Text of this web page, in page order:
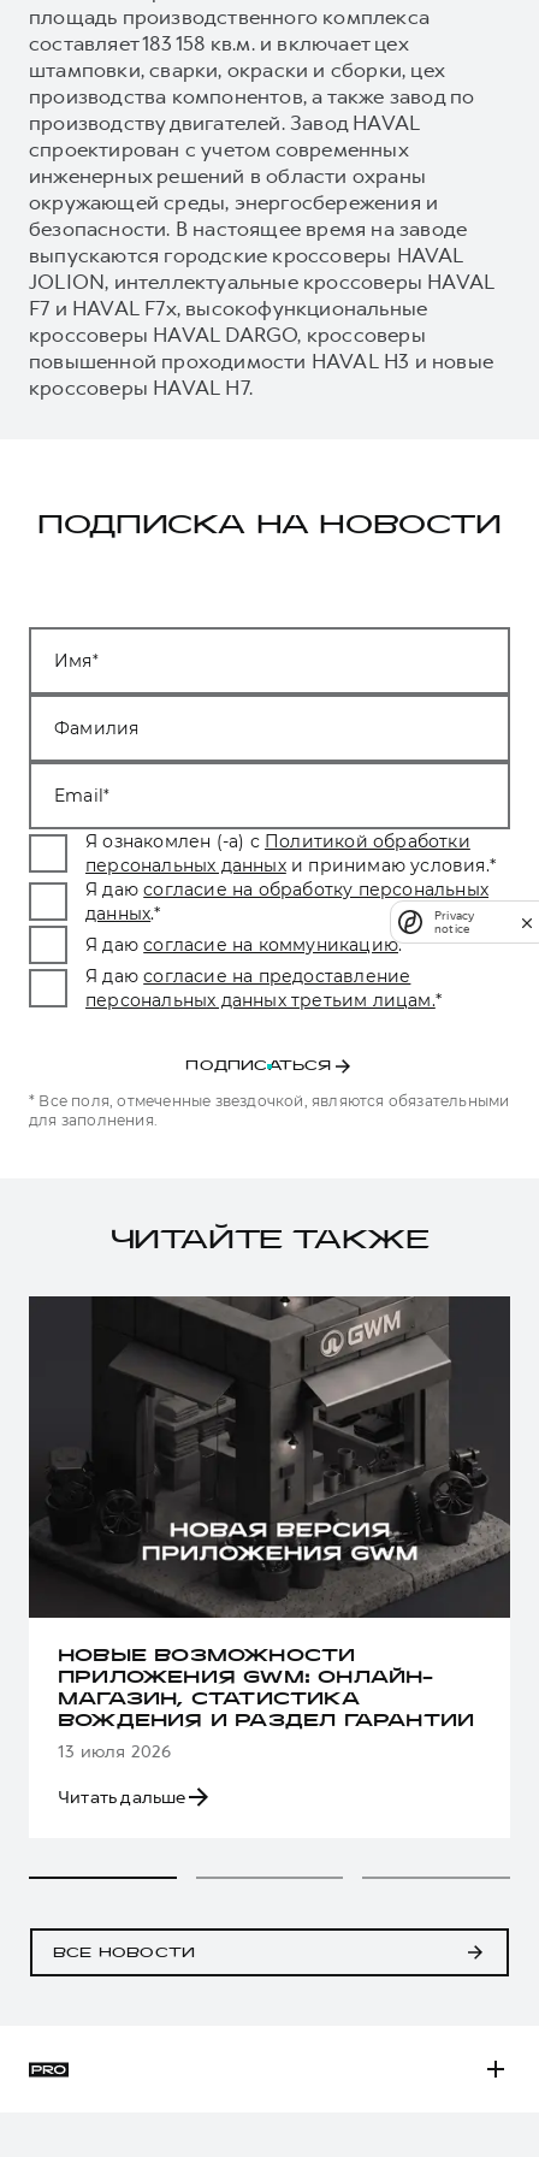
площадь производственного комплекса
составляет 183 158 кв.м. и включает цех
штамповки, сварки, окраски и сборки, цех
производства компонентов, а также завод по
производству двигателей. Завод HAVAL
спроектирован с учетом современных
инженерных решений в области охраны
окружающей среды, энергосбережения и
безопасности. В настоящее время на заводе
выпускаются городские кроссоверы HAVAL
JOLION, интеллектуальные кроссоверы HAVAL
F7 и HAVAL F7x, высокофункциональные
кроссоверы HAVAL DARGO, кроссоверы
повышенной проходимости HAVAL H3 и новые
кроссоверы HAVAL H7.
ПОДПИСКА НА НОВОСТИ
Имя
Фамилия
Email
Я ознакомлен (-а) с Политикой обработки
персональных данных и принимаю условия.*
Я даю согласие на обработку персональных
данных.*
Я даю согласие на коммуникацию.*
Я даю согласие на предоставление
персональных данных третьим лицам.*
ПОДПИСАТЬСЯ
* Все поля, отмеченные звездочкой, являются обязательными
для заполнения.
ЧИТАЙТЕ ТАКЖЕ
НОВЫЕ ВОЗМОЖНОСТИ
ПРИЛОЖЕНИЯ GWM: ОНЛАЙН-
МАГАЗИН, СТАТИСТИКА
ВОЖДЕНИЯ И РАЗДЕЛ ГАРАНТИИ
13 июля 2026
Читать дальше
ВСЕ НОВОСТИ
Privacy
notice